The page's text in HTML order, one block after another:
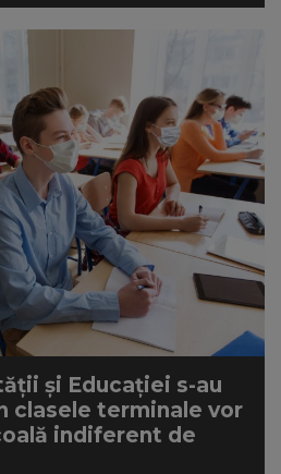
și Educației s-au
clasele terminale vor
indiferent de